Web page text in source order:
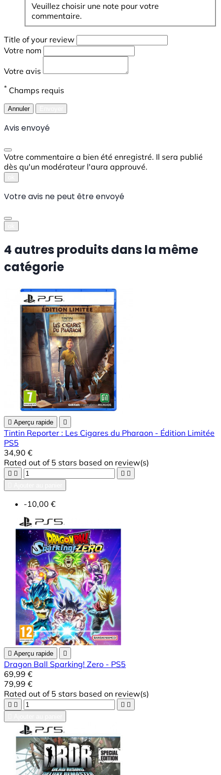
Veuillez choisir une note pour votre
commentaire.
Title of your review
Votre nom
Votre avis
* Champs requis
Annuler
Avis envoyé
Votre commentaire a bien été enregistré. Il sera publié
dès qu'un modérateur l'aura approuvé.
Votre avis ne peut être envoyé
4 autres produits dans la même
catégorie
 Aperçu rapide 
Tintin Reporter : Les Cigares du Pharaon - Édition Limitée
PS5
34,90 €
Rated out of 5 stars based on review(s)
   
-10,00 €
 Aperçu rapide 
Dragon Ball Sparking! Zero - PS5
69,99 €
79,99 €
Rated out of 5 stars based on review(s)
   